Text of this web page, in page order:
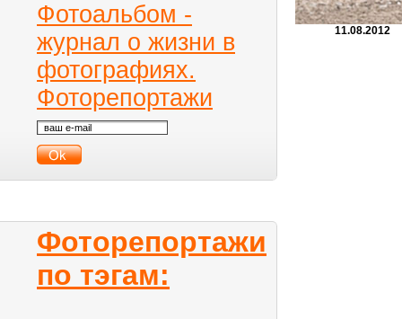
Фотоальбом -
журнал о жизни в
фотографиях.
Фоторепортажи
Фоторепортажи
по тэгам:
11.08.2012